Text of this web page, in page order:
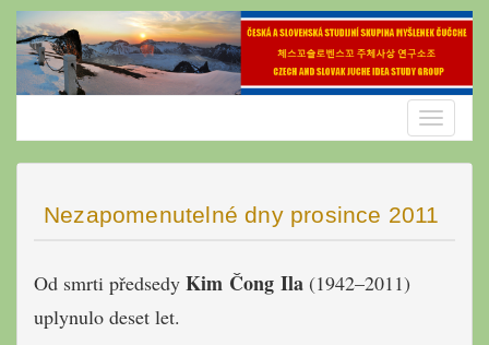
Skip
content
Toggle
Nezapomenutelné dny prosince 2011
Od smrti předsedy Kim Čong Ila (1942–2011)
uplynulo deset let.